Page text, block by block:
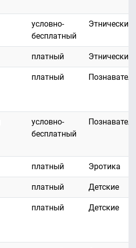
условно-
бесплатный
Этнические
платный Этнические
платный
условно-
бесплатный
платный Эротика
платный Детские
платный Детские